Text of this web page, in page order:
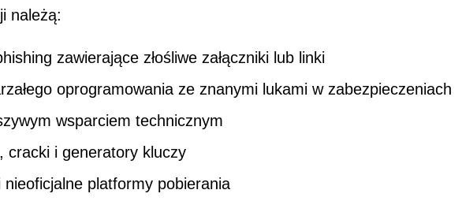
należą:
zawierające złośliwe załączniki lub linki
oprogramowania ze znanymi lukami w zabezpieczeniach
wsparciem technicznym
cracki i generatory kluczy
platformy pobierania